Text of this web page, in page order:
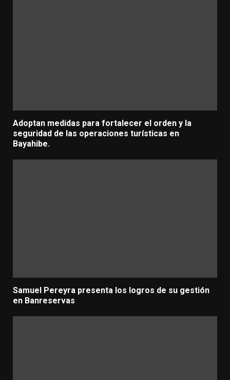
Adoptan medidas para fortalecer el orden y la
seguridad de las operaciones turísticas en
Bayahibe.
Samuel Pereyra presenta los logros de su gestión
en Banreservas